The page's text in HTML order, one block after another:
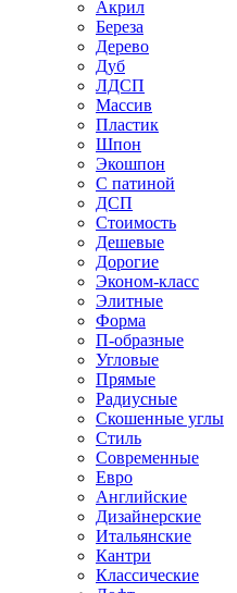
Акрил
Береза
Дерево
Дуб
ЛДСП
Массив
Пластик
Шпон
Экошпон
С патиной
ДСП
Стоимость
Дешевые
Дорогие
Эконом-класс
Элитные
Форма
П-образные
Угловые
Прямые
Радиусные
Скошенные углы
Стиль
Современные
Евро
Английские
Дизайнерские
Итальянские
Кантри
Классические